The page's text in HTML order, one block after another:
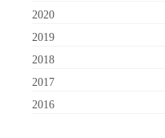
2020
2019
2018
2017
2016